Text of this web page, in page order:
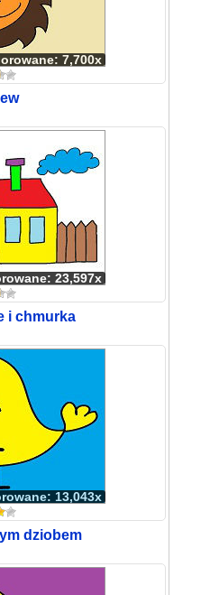
7,700x
23,597x
i chmurka
13,043x
dziobem